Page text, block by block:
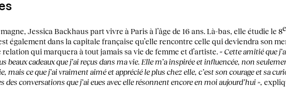
Jessica Backhaus part vivre à Paris à l’âge de 16 ans. Là-bas, elle étudie le 8e
également dans la capitale française qu’elle rencontre celle qui deviendra son
qui marquera à tout jamais sa vie de femme et d’artiste.« Cette amitié que
beaux cadeaux que j’ai reçus dans ma vie. Elle m’a inspirée et influencée, non
mais ce que j’ai vraiment aimé et apprécié le plus chez elle, c’est son courage et sa
des conversations que j’ai eues avec elle résonnent encore en moi aujourd’hui »,